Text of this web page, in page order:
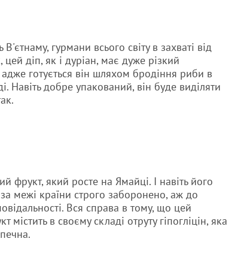
В'єтнаму, гурмани всього світу в захваті від
діп, як і дуріан, має дуже різкий
адже готується він шляхом бродіння риби в
Навіть добре упакований, він буде виділяти
фрукт, який росте на Ямайці. І навіть його
межі країни строго заборонено, аж до
Вся справа в тому, що цей
містить в своєму складі отруту гіпогліцін, яка